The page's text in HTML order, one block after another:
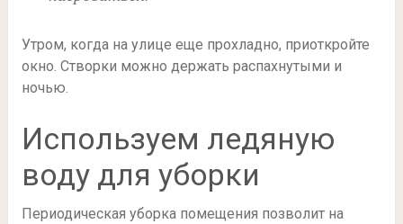
Утром, когда на улице еще прохладно, приоткройте
окно. Створки можно держать распахнутыми и
ночью.
Используем ледяную
воду для уборки
Периодическая уборка помещения позволит на